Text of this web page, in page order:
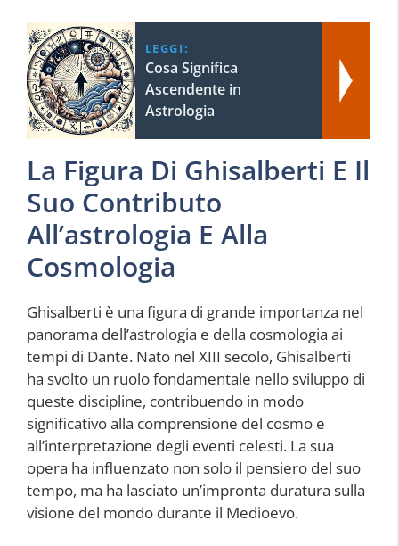
LEGGI:
Cosa Significa
Ascendente in
Astrologia
La Figura Di Ghisalberti E Il
Suo Contributo
All’astrologia E Alla
Cosmologia
Ghisalberti è una figura di grande importanza nel
panorama dell’astrologia e della cosmologia ai
tempi di Dante. Nato nel XIII secolo, Ghisalberti
ha svolto un ruolo fondamentale nello sviluppo di
queste discipline, contribuendo in modo
significativo alla comprensione del cosmo e
all’interpretazione degli eventi celesti. La sua
opera ha influenzato non solo il pensiero del suo
tempo, ma ha lasciato un’impronta duratura sulla
visione del mondo durante il Medioevo.